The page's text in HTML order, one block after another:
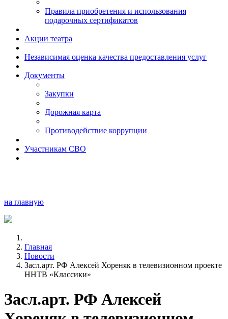
Правила приобретения и использования
подарочных сертификатов
Акции театра
Независимая оценка качества предоставления услуг
Документы
Закупки
Дорожная карта
Противодействие коррупции
Участникам СВО
на главную
Главная
Новости
Засл.арт. РФ Алексей Хореняк в телевизионном проекте
ННТВ «Классики»
Засл.арт. РФ Алексей